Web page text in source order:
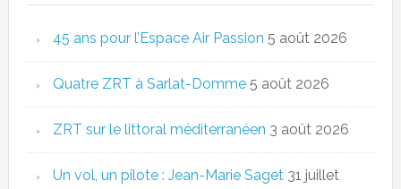
45 ans pour l’Espace Air Passion 5 août 2026
Quatre ZRT à Sarlat-Domme 5 août 2026
ZRT sur le littoral méditerranéen 3 août 2026
Un vol, un pilote : Jean-Marie Saget 31 juillet